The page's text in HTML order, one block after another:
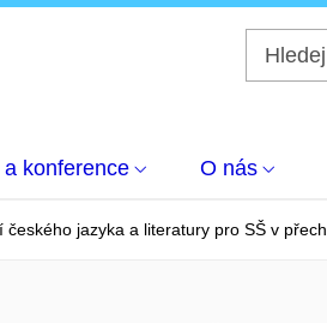
konference O nás
jazyka a literatury pro SŠ v